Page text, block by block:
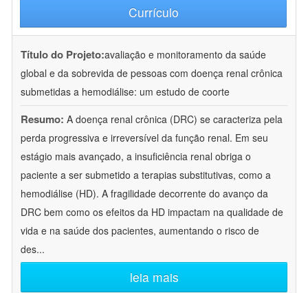
Currículo
Título do Projeto:avaliação e monitoramento da saúde
global e da sobrevida de pessoas com doença renal crônica
submetidas a hemodiálise: um estudo de coorte
Resumo: A doença renal crônica (DRC) se caracteriza pela
perda progressiva e irreversível da função renal. Em seu
estágio mais avançado, a insuficiência renal obriga o
paciente a ser submetido a terapias substitutivas, como a
hemodiálise (HD). A fragilidade decorrente do avanço da
DRC bem como os efeitos da HD impactam na qualidade de
vida e na saúde dos pacientes, aumentando o risco de
des...
leia mais